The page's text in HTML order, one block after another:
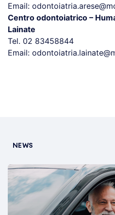
Email:
Centro odontoiatrico –
Lainate
Tel. 02 83458844
Email:
NEWS